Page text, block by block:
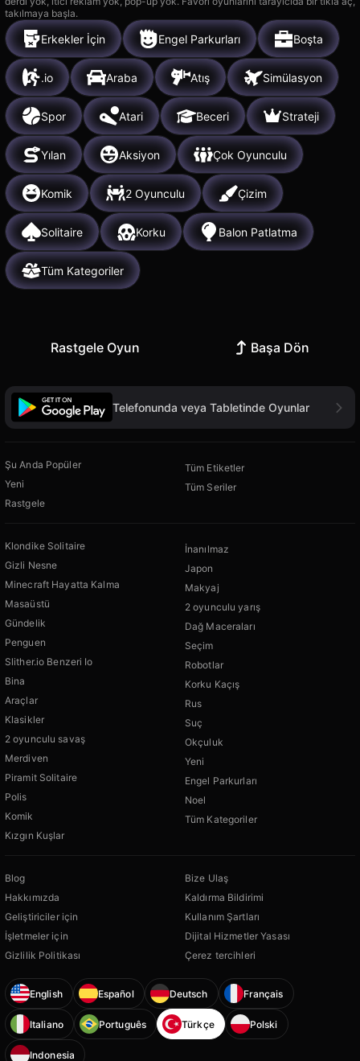
takılmaya başla.
Erkekler İçin Engel Parkurları Boşta
.io Araba Atış Simülasyon
Spor Atari Beceri Strateji
Yılan Aksiyon Çok Oyunculu
Komik 2 Oyunculu Çizim
Solitaire Korku Balon Patlatma
Tüm Kategoriler
Rastgele Oyun Başa Dön
Telefonunda veya Tabletinde Oyunlar
Şu Anda Popüler
Yeni
Rastgele
Tüm Etiketler
Tüm Seriler
Klondike Solitaire
Gizli Nesne
Minecraft Hayatta Kalma
Masaüstü
Gündelik
Penguen
Slither.io Benzeri Io
Bina
Araçlar
Klasikler
2 oyunculu savaş
Merdiven
Piramit Solitaire
Polis
Komik
Kızgın Kuşlar
İnanılmaz
Japon
Makyaj
2 oyunculu yarış
Dağ Maceraları
Seçim
Robotlar
Korku Kaçış
Rus
Suç
Okçuluk
Yeni
Engel Parkurları
Noel
Tüm Kategoriler
Blog
Hakkımızda
Geliştiriciler için
İşletmeler için
Gizlilik Politikası
Bize Ulaş
Kaldırma Bildirimi
Kullanım Şartları
Dijital Hizmetler Yasası
Çerez tercihleri
English Español Deutsch Français
Italiano Português Türkçe Polski
Indonesia